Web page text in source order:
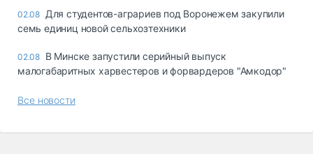
02.08 Для студентов-аграриев под Воронежем закупили
семь единиц новой сельхозтехники
02.08 В Минске запустили серийный выпуск
малогабаритных харвестеров и форвардеров "Амкодор"
Все новости